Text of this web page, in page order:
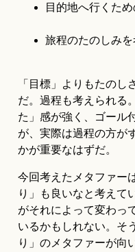
目的地へ行くた
旅程のたのしみを
「目標」よりもたのし
だ。過程も考えられる
た」感が強く、ゴール
が、実際は過程の方が
かが重要なはずだ。
今回考えたメタファー
り」も良いなと考えて
がそれによって変わっ
いるかもしれない。そ
り」のメタファーが向